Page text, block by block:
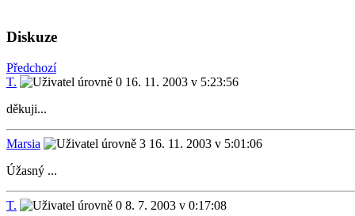
Diskuze
Předchozí
T.
16. 11. 2003 v 5:23:56
děkuji...
Marsia
16. 11. 2003 v 5:01:06
Úžasný ...
T.
8. 7. 2003 v 0:17:08